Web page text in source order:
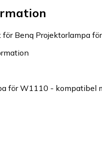
Benq Projektorlampa
för W1110 - kompatibel